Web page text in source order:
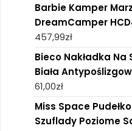
Barbie Kamper
DreamCamper
457,99zł
Bieco Nakładka Na
Biała
61,00zł
Miss Space
Szuflady Poziome